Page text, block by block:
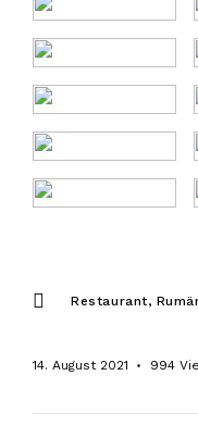
Restaurant
14. August 2021 994